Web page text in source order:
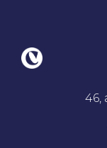
46,